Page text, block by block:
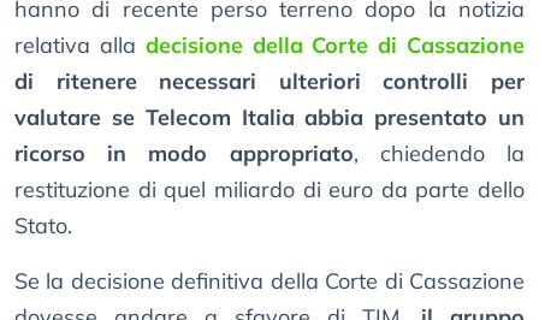
hanno di recente perso terreno dopo la notizia
relativa alla decisione della Corte di Cassazione
di ritenere necessari ulteriori controlli per
valutare se Telecom Italia abbia presentato un
ricorso in modo appropriato, chiedendo la
restituzione di quel miliardo di euro da parte dello
Stato.
Se la decisione definitiva della Corte di Cassazione